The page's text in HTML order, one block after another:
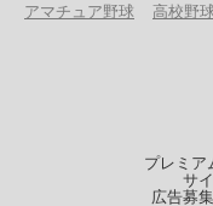
アマチュア野球
高校野球
プレミア
サ
広告募集